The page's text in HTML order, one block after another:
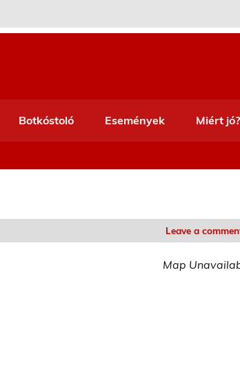
Botkóstoló Események Miért jó?
Leave a
Map